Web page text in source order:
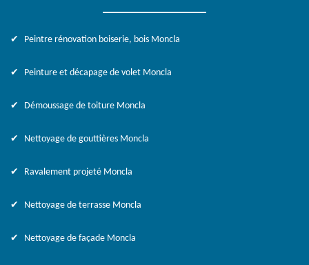
Peintre rénovation boiserie, bois Moncla
Peinture et décapage de volet Moncla
Démoussage de toiture Moncla
Nettoyage de gouttières Moncla
Ravalement projeté Moncla
Nettoyage de terrasse Moncla
Nettoyage de façade Moncla